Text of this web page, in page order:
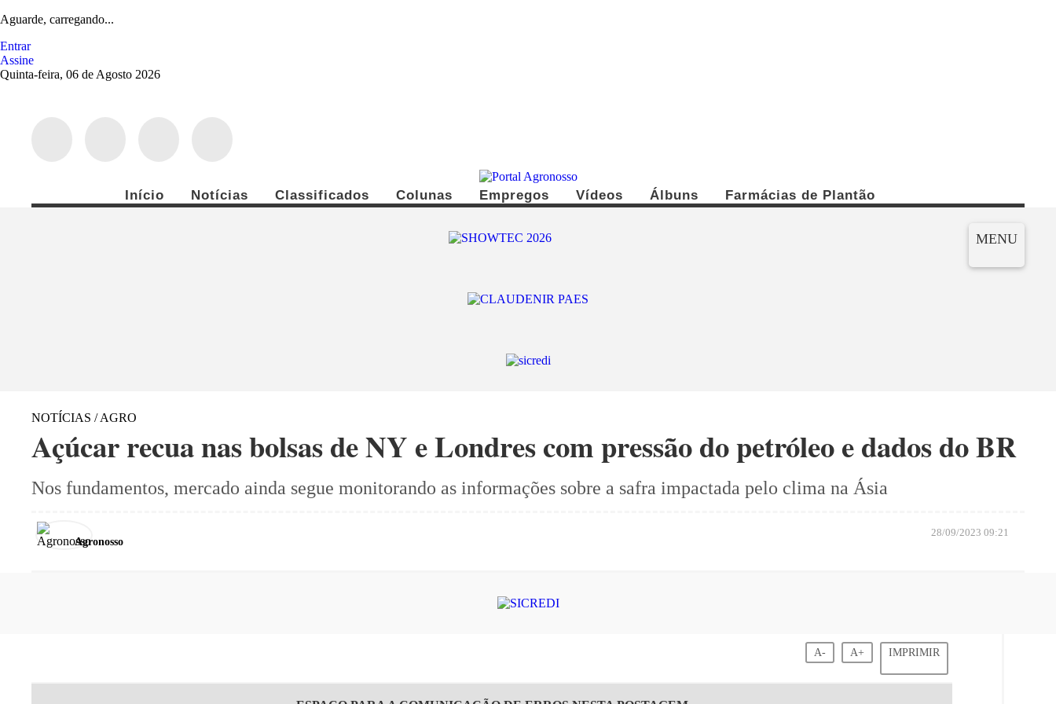
Aguarde, carregando...
Entrar
Assine
Quinta-feira, 06 de Agosto 2026
MENU
Início Notícias Classificados Colunas Empregos Vídeos Álbuns Farmácias de Plantão
NOTÍCIAS / AGRO
Açúcar recua nas bolsas de NY e Londres com pressão do petróleo e dados do BR
Nos fundamentos, mercado ainda segue monitorando as informações sobre a safra impactada pelo clima na Ásia
Agronosso
28/09/2023 09:21
A- A+ IMPRIMIR